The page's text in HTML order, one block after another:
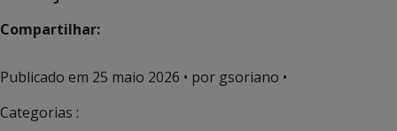
Compartilhar:
Publicado em 25 maio 2026 • por gsoriano •
Categorias :